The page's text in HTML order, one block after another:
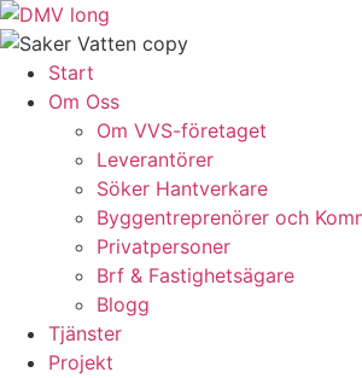
Skip
to
contentStart
Om Oss
Om VVS-företaget
Leverantörer
Söker Hantverkare
Byggentreprenörer och
Privatpersoner
Brf & Fastighetsägare
Blogg
Tjänster
Projekt